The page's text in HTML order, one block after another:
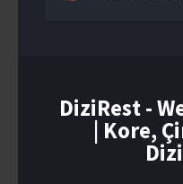
1. Sezon9.
Once More Love in
DiziRest -
| Kore,